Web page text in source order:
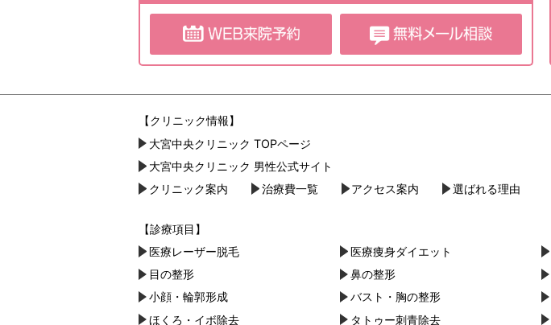
【クリニック情報】
大宮中央クリニック TOPページ
大宮中央クリニック 男性公式サイト
クリニック案内
治療費一覧 アクセス案内 選ばれる理由
【診療項目】
医療レーザー脱毛
医療痩身ダイエット
目の整形
鼻の整形
小顔・︎輪郭形成
バスト・胸の整形
ほくろ・イボ除去
タトゥー刺青除去